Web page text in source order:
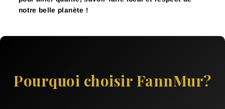
notre belle planète !
Pourquoi choisir FannMur?